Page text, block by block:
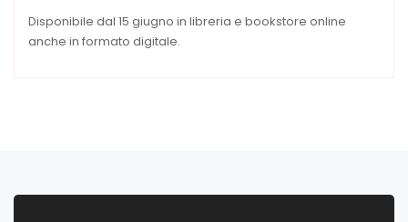
Disponibile dal 15 giugno in libreria e bookstore online
anche in formato digitale.